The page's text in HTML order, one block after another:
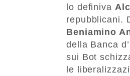
lo definiva
repubblicani.
Beniamino
della Banca
sui Bot
le